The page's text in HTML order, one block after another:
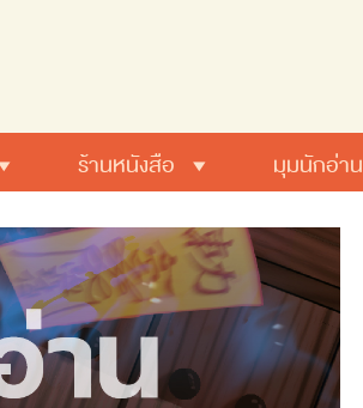
ร้านหนังสือ มุมนักอ่าน